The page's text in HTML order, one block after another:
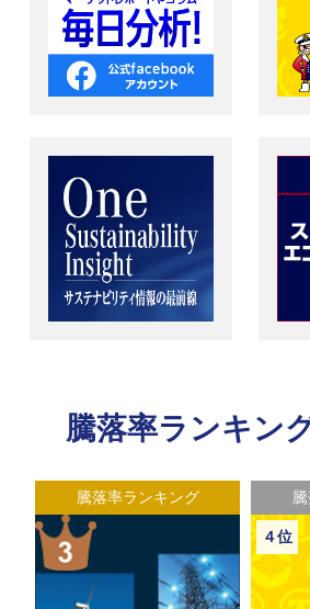
騰落率ランキン
騰落率ランキング
４位